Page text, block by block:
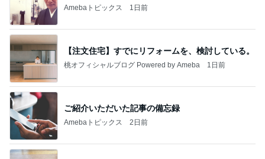
Amebaトピックス 1日前
【注文住宅】すでにリフォームを、検討している。
桃オフィシャルブログ Powered by Ameba 1日前
ご紹介いただいた記事の備忘録
Amebaトピックス 2日前